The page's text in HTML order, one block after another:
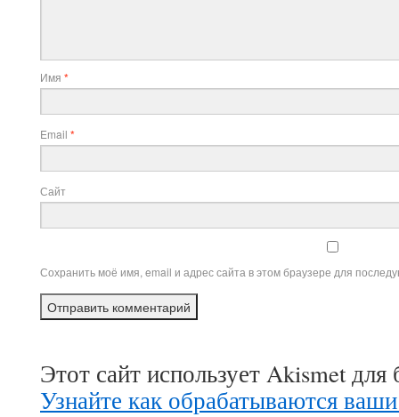
Имя *
Email *
Сайт
Сохранить моё имя, email и адрес сайта в этом браузере для
Этот сайт использует Akismet
Узнайте как обрабатываются